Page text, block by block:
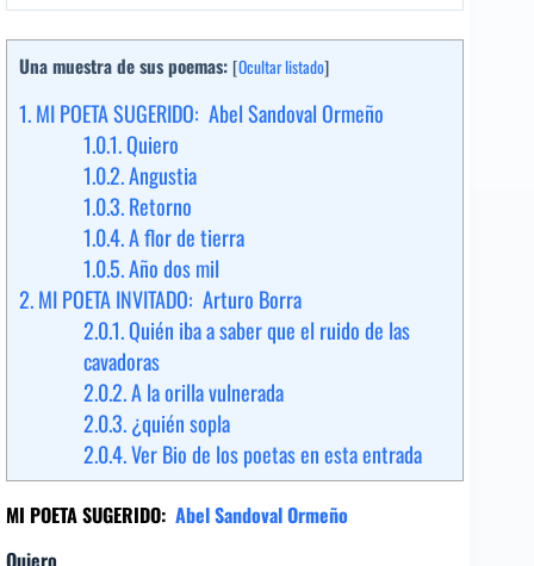
Una muestra de sus poemas: [Ocultar listado]
1.MI POETA SUGERIDO: Abel Sandoval Ormeño
1.0.1.Quiero
1.0.2.Angustia
1.0.3.Retorno
1.0.4.A flor de tierra
1.0.5.Año dos mil
2.MI POETA INVITADO: Arturo Borra
2.0.1.Quién iba a saber que el ruido de las
cavadoras
2.0.2.A la orilla vulnerada
2.0.3.¿quién sopla
2.0.4.Ver Bio de los poetas en esta entrada
MI POETA SUGERIDO: Abel Sandoval Ormeño